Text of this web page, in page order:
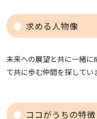
求める人物像
未来への展望と共に一緒
て共に歩む仲間を探してい
ココがうちの特徴